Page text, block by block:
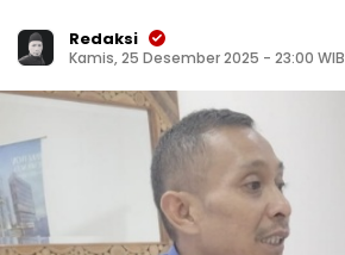
Redaksi
Kamis, 25 Desember 2025 - 23:00 WIB